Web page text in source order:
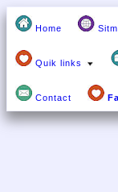
Home
Quik links
Contact